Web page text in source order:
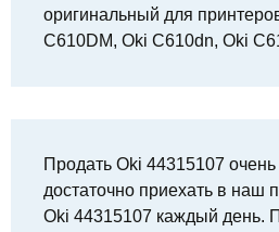
оригинальный для
C610DM, Oki C610dn, Oki
Продать Oki 44315107
достаточно приехать в наш
Oki 44315107 каждый день.